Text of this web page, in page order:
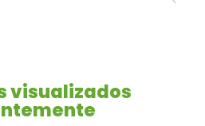
visualizados